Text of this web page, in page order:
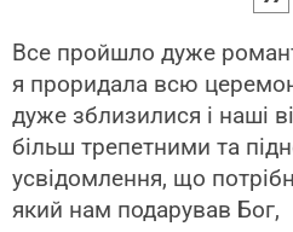
Все пройшло дуже
я проридала всю
дуже зблизилися і наші
більш трепетними та
усвідомлення, що
який нам подарував Бог,